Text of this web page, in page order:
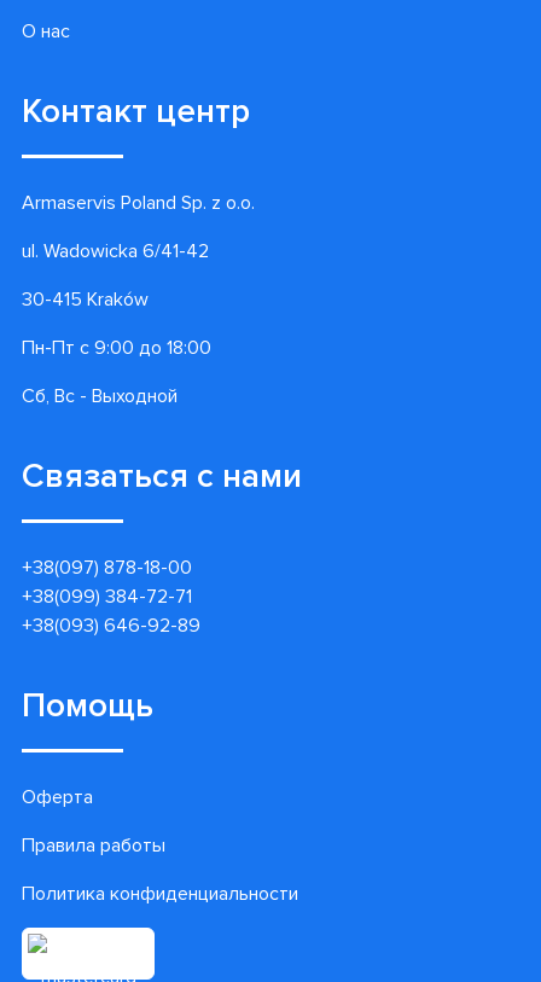
О нас
Контакт центр
Armaservis Poland Sp. z o.o.
ul. Wadowicka 6/41-42
30-415 Kraków
Пн-Пт с 9:00 до 18:00
Сб, Вс - Выходной
Связаться с нами
+38(097) 878-18-00
+38(099) 384-72-71
+38(093) 646-92-89
Помощь
Оферта
Правила работы
Политика конфиденциальности